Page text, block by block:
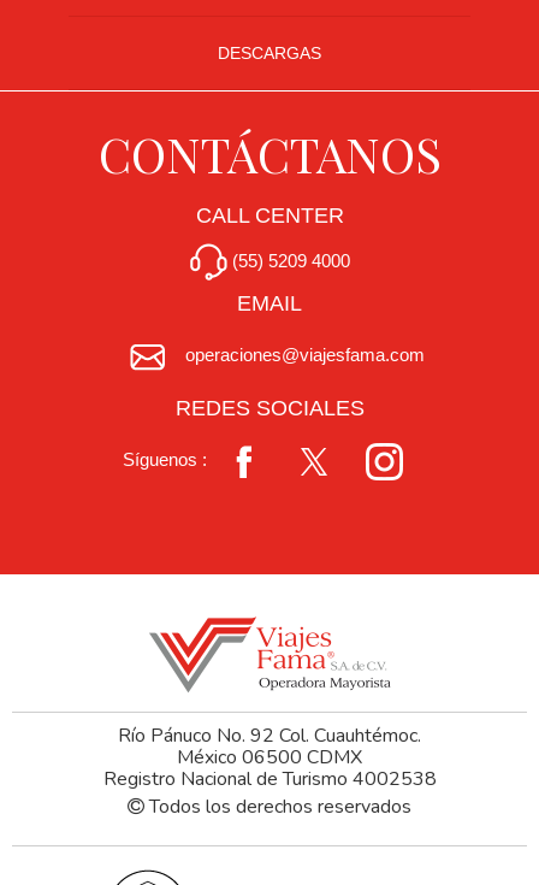
DESCARGAS
CONTÁCTANOS
CALL CENTER
(55) 5209 4000
EMAIL
operaciones@viajesfama.com
REDES SOCIALES
Síguenos :
Río Pánuco No. 92 Col. Cuauhtémoc.
México 06500 CDMX
Registro Nacional de Turismo 4002538
Todos los derechos reservados